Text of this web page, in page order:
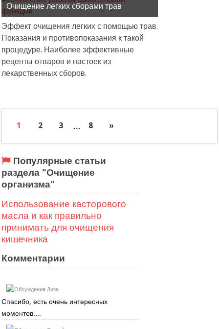
Очищение легких сборами трав
Эффект очищения легких с помощью трав.
Показания и противопоказания к такой
процедуре. Наиболее эффективные
рецепты отваров и настоек из
лекарственных сборов.
1 2 3 … 8 »
Популярные статьи
раздела "Очищение
организма"
Использование касторового
масла и как правильно
принимать для очищения
кишечника
Комментарии
Лиза
Спасибо, есть очень интересных
моментов....